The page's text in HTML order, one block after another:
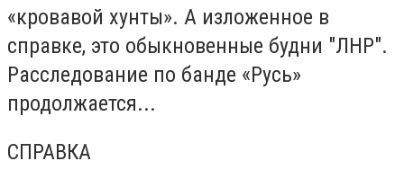
«кровавой хунты». А изложенное в
справке, это обыкновенные будни "ЛНР".
Расследование по банде «Русь»
продолжается...
СПРАВКА